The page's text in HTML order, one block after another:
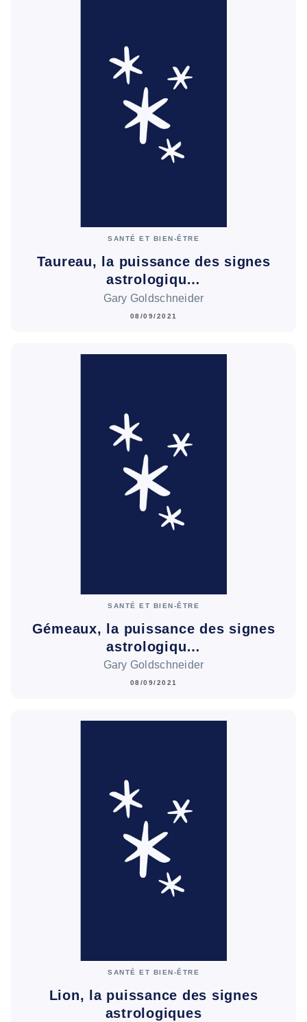
SANTÉ ET BIEN-ÊTRE
Taureau, la puissance des signes
astrologiqu…
Gary Goldschneider
08/09/2021
SANTÉ ET BIEN-ÊTRE
Gémeaux, la puissance des signes
astrologiqu…
Gary Goldschneider
08/09/2021
SANTÉ ET BIEN-ÊTRE
Lion, la puissance des signes
astrologiques